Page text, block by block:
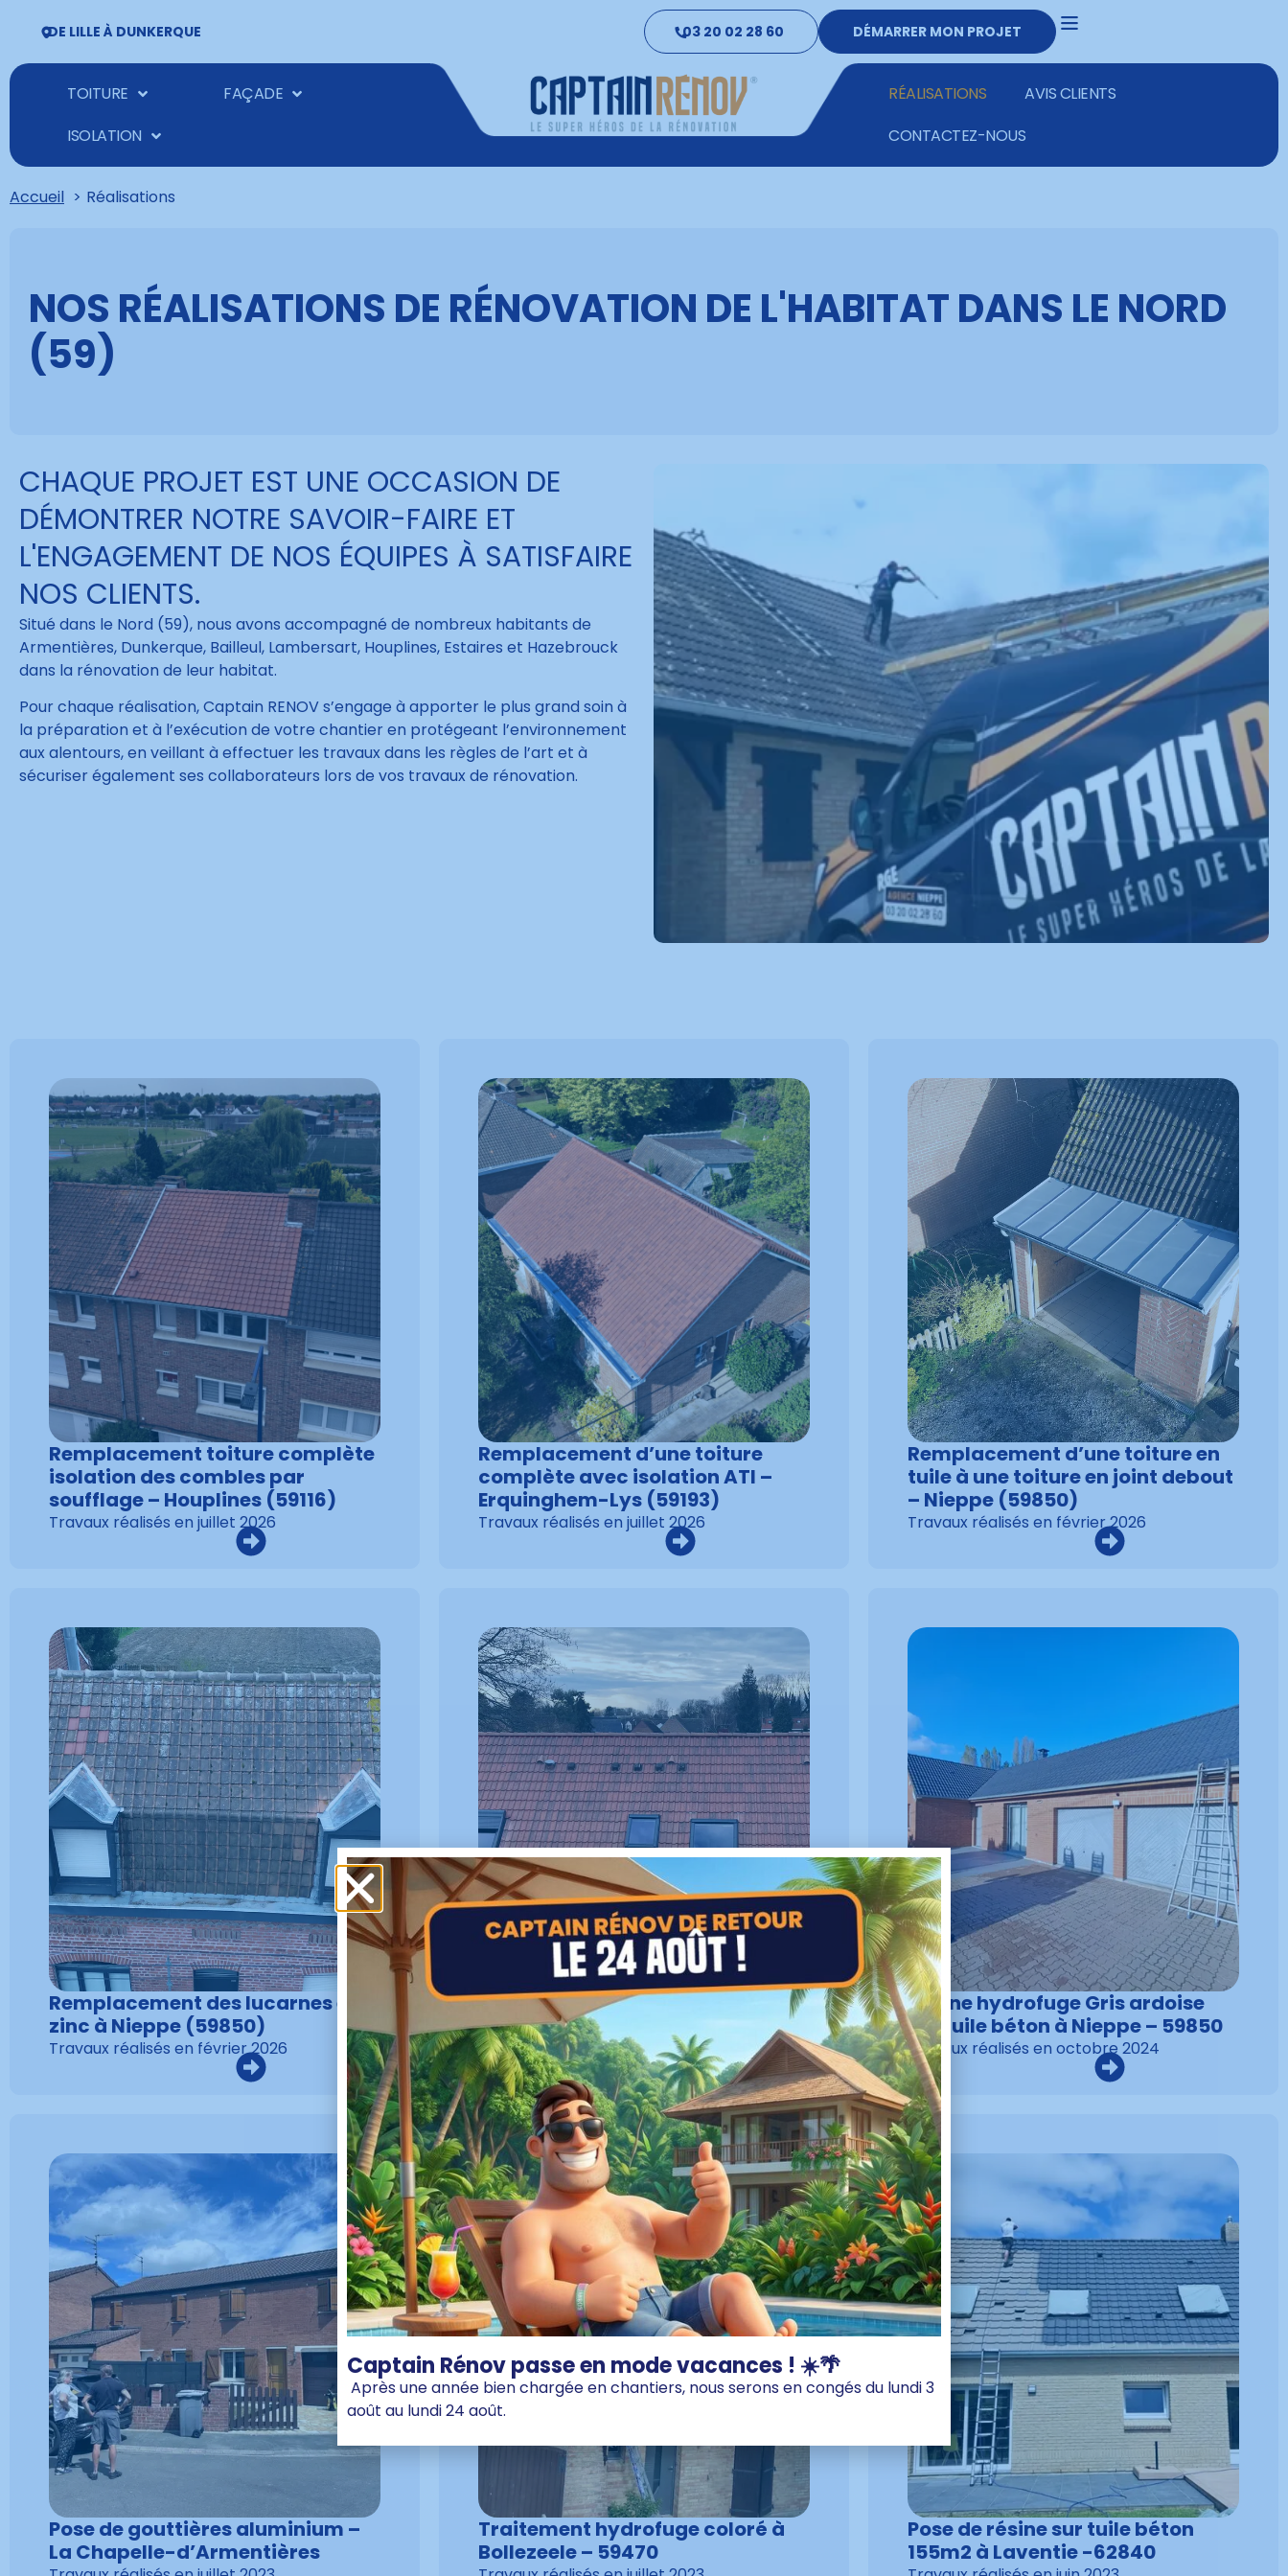
DE LILLE À DUNKERQUE 03 20 02 28 60 DÉMARRER MON PROJET
TOITURE
FAÇADE
ISOLATION
RÉALISATIONS
AVIS CLIENTS
CONTACTEZ-NOUS
Accueil Réalisations
NOS RÉALISATIONS DE RÉNOVATION DE L'HABITAT DANS LE NORD
(59)
CHAQUE PROJET EST UNE OCCASION DE
DÉMONTRER NOTRE SAVOIR-FAIRE ET
L'ENGAGEMENT DE NOS ÉQUIPES À SATISFAIRE
NOS CLIENTS.
Situé dans le Nord (59), nous avons accompagné de nombreux habitants de
Armentières, Dunkerque, Bailleul, Lambersart, Houplines, Estaires et Hazebrouck
dans la rénovation de leur habitat.
Pour chaque réalisation, Captain RENOV s’engage à apporter le plus grand soin à
la préparation et à l’exécution de votre chantier en protégeant l’environnement
aux alentours, en veillant à effectuer les travaux dans les règles de l’art et à
sécuriser également ses collaborateurs lors de vos travaux de rénovation.
Remplacement toiture complète
isolation des combles par
soufflage – Houplines (59116)
Travaux réalisés en juillet 2026
Remplacement d’une toiture
complète avec isolation ATI –
Erquinghem-Lys (59193)
Travaux réalisés en juillet 2026
Remplacement d’une toiture en
tuile à une toiture en joint debout
– Nieppe (59850)
Travaux réalisés en février 2026
Remplacement des lucarnes en
zinc à Nieppe (59850)
Travaux réalisés en février 2026
VOIR LA RÉALISATION
Remplacement de fenêtres de
toit à Lys-lez-Lannoy (59390)
Travaux réalisés enfévrier 2026
VOIR LA RÉALISATION
Résine hydrofuge Gris ardoise
sur tuile béton à Nieppe – 59850
Travaux réalisés en octobre 2024
Pose de gouttières aluminium –
La Chapelle-d’Armentières
Traitement hydrofuge coloré à
Bollezeele – 59470
Pose de résine sur tuile béton
155m2 à Laventie -62840
Captain Rénov passe en mode vacances ! ☀️🌴
Après une année bien chargée en chantiers, nous serons en congés du lundi 3
août au lundi 24 août.